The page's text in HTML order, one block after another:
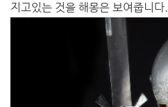
지고있는 것을 해몽은 보여줍니다.